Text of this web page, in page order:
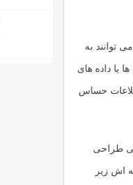
توانند به
یا داده های
حساس
طراحی
اش زیر